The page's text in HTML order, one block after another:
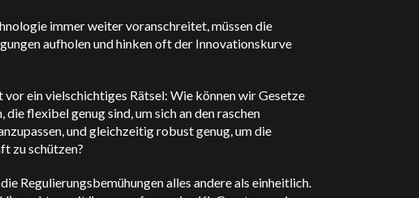
immer weiter voranschreitet, müssen die
aufholen und hinken oft der Innovationskurve
ein vielschichtiges Rätsel: Wie können wir Gesetze
flexibel genug sind, um sich an den raschen
und gleichzeitig robust genug, um die
zu schützen?
Regulierungsbemühungen alles andere als einheitlich.